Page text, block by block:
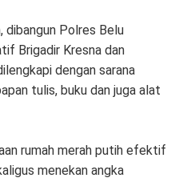
dibangun Polres Belu
Brigadir Kresna dan
dengan sarana
tulis, buku dan juga alat
rumah merah putih efektif
menekan angka